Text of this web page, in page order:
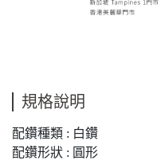
規格說明
配鑽種類 : 白鑽
配鑽形狀 : 圓形